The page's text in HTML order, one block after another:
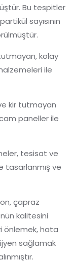
Bu tespitler
sayısının
kolay
ile
kir tutmayan
paneller ile
tesisat ve
tasarlanmış ve
çapraz
kalitesini
önlemek, hata
sağlamak